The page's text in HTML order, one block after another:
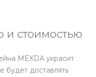
и стоимостью
MEXDA украсит
будет доставлять